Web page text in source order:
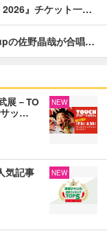
2026』チケット一…
の佐野晶哉が合唱…
展－TO
ッ…
NEW
気記事
NEW